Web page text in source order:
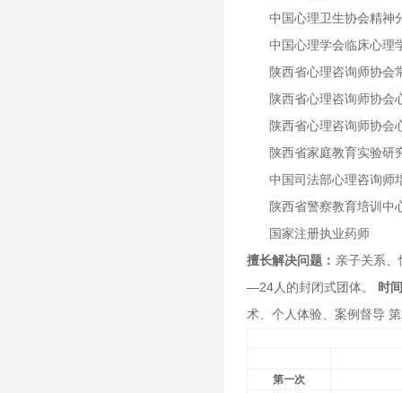
中国心理卫生协会精神
中国心理学会临床心理
陕西省心理咨询师协会
陕西省心理咨询师协会
陕西省心理咨询师协会
陕西省家庭教育实验研
中国司法部心理咨询师
陕西省警察教育培训中
国家注册执业药师
擅长解决问题： 亲子关系
—24人的封闭式团体。
时
术、个人体验、案例督导
第一次